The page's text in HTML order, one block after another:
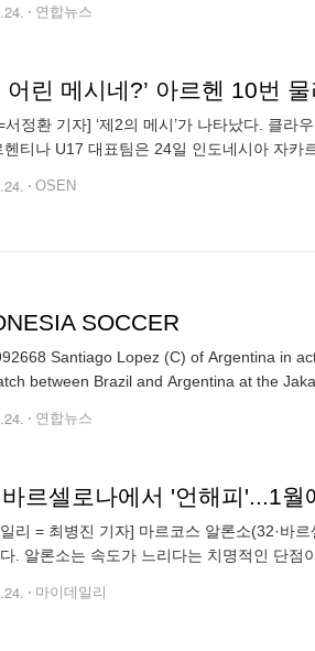
연합뉴스
서정환 기자] ‘제2의 메시’가 나타났다. 클
헨티나 U17 대표팀은 24일 인도네시아 자카
OSEN
SOCCER
Santiago Lopez (C) of Argentina in
between Brazil and Argentina at the
연합뉴스
르셀로나에서 '언해피'...1월
리 = 최병진 기자] 마르코스 알론소(32·바
. 알론소는 속도가 느리다는 치명적인 단점
마이데일리